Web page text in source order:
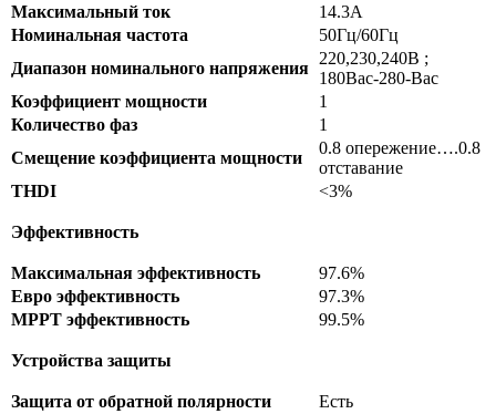
Максимальный ток
14.3А
Номинальная частота
50Гц/60Гц
Диапазон номинального напряжения
220,230,240В ;
180Вас-280-Вас
Коэффициент мощности
1
Количество фаз
1
Смещение коэффициента мощности
0.8 опережение….0.8
отставание
THDI
<3%
Эффективность
Максимальная эффективность
97.6%
Евро эффективность
97.3%
MPPT эффективность
99.5%
Устройства защиты
Защита от обратной полярности
Есть